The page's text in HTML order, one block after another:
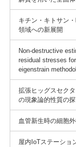
キチン・キトサン
領域への新展開
Non-destructive
residual stresses
eigenstrain
拡張ヒッグスセク
の現象論的性質の
血管新生時の細胞
屋内IoTステーショ